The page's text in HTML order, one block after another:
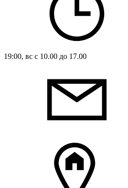
19:00, вс с 10.00 до 17.00